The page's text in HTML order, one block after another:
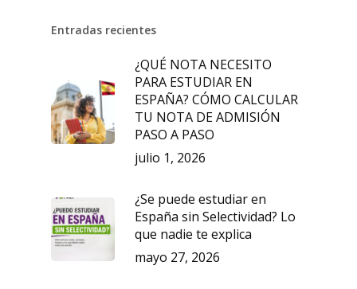
Entradas recientes
¿QUÉ NOTA NECESITO
PARA ESTUDIAR EN
ESPAÑA? CÓMO CALCULAR
TU NOTA DE ADMISIÓN
PASO A PASO
julio 1, 2026
¿Se puede estudiar en
España sin Selectividad? Lo
que nadie te explica
mayo 27, 2026